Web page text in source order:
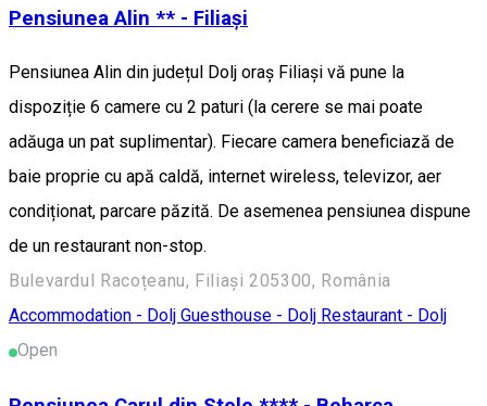
Pensiunea Alin ** - Filiași
Pensiunea Alin din județul Dolj oraș Filiași vă pune la
dispoziție 6 camere cu 2 paturi (la cerere se mai poate
adăuga un pat suplimentar). Fiecare camera beneficiază de
baie proprie cu apă caldă, internet wireless, televizor, aer
condiționat, parcare păzită. De asemenea pensiunea dispune
de un restaurant non-stop.
Bulevardul Racoțeanu, Filiași 205300, România
Accommodation - Dolj Guesthouse - Dolj Restaurant - Dolj
Open